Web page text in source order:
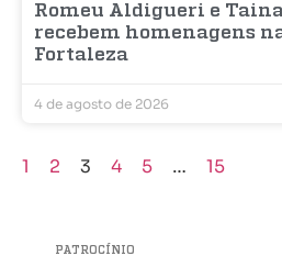
Romeu Aldigueri e
recebem homenagens
Fortaleza
4 de agosto de 2026
1 2 3 4 5 … 15
PATROCÍNIO